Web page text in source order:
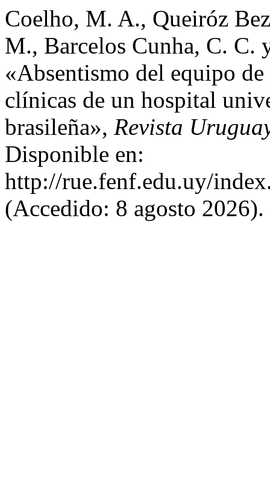
Coelho, M. A., Queiróz
M., Barcelos Cunha, C. C.
«Absentismo del equipo
clínicas de un hospital
brasileña», Revista
Disponible en:
http://rue.fenf.edu.uy/
(Accedido: 8 agosto 2026).